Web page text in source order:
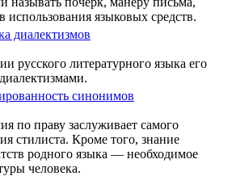
использования языковых средств.
диалектизмов
русского литературного языка его
синонимов
по праву заслуживает самого
стилиста. Кроме того, знание
родного языка — необходимое
человека.